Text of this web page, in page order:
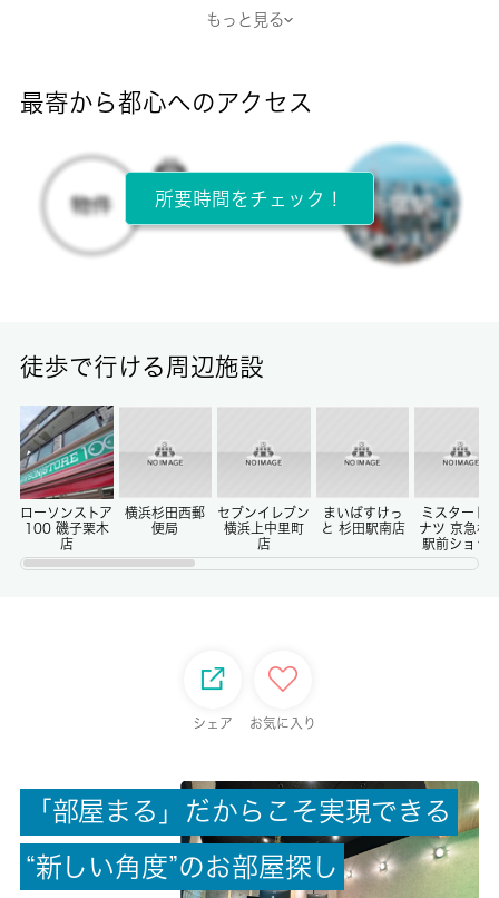
所在階
1階 / 2階建
-
償却/敷引
-/-
権利金/雑費
駐車場/料金
無/-
もっと見る
最寄から都心へのアクセス
所要時間をチェック！
徒歩で行ける周辺施設
ローソンストア
100 磯子栗木
店
横浜杉田西郵
便局
セブンイレブン
横浜上中里町
店
まいばすけっ
と 杉田駅南店
ミスタード
ナツ 京急杉
駅前ショッ
シェア お気に入り
「 部屋 ま る 」 だ か ら こ そ実現で き る
“新 し い角 度”のお部屋探 し